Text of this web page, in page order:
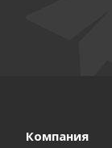
Компания